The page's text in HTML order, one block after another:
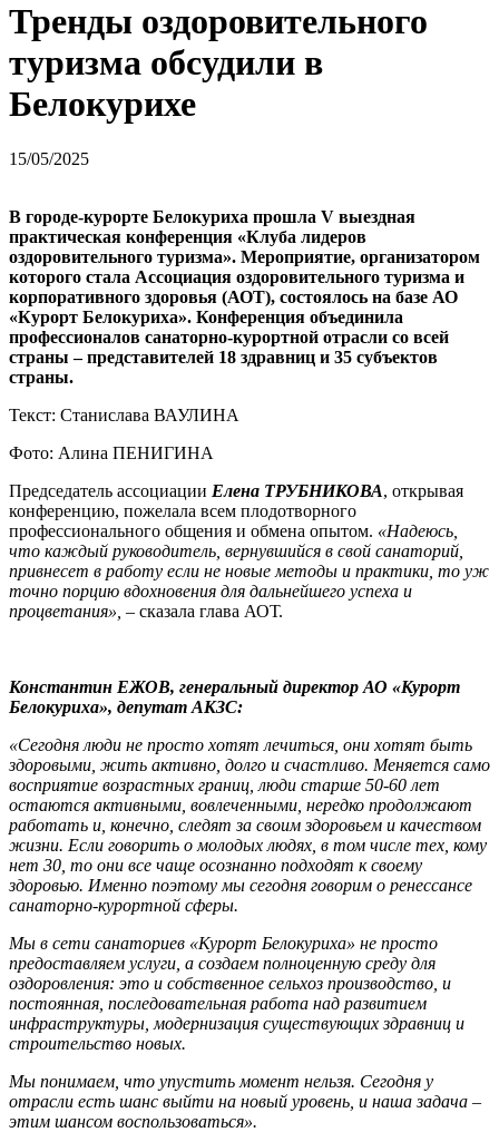
Тренды оздоровительного
туризма обсудили в
Белокурихе
15/05/2025
В городе-курорте Белокуриха прошла V выездная
практическая конференция «Клуба лидеров
оздоровительного туризма». Мероприятие, организатором
которого стала Ассоциация оздоровительного туризма и
корпоративного здоровья (АОТ), состоялось на базе АО
«Курорт Белокуриха». Конференция объединила
профессионалов санаторно-курортной отрасли со всей
страны – представителей 18 здравниц и 35 субъектов
страны.
Текст: Станислава ВАУЛИНА
Фото: Алина ПЕНИГИНА
Председатель ассоциации Елена ТРУБНИКОВА, открывая
конференцию, пожелала всем плодотворного
профессионального общения и обмена опытом. «Надеюсь,
что каждый руководитель, вернувшийся в свой санаторий,
привнесет в работу если не новые методы и практики, то уж
точно порцию вдохновения для дальнейшего успеха и
процветания», – сказала глава АОТ.
Константин ЕЖОВ, генеральный директор АО «Курорт
Белокуриха», депутат АКЗС:
«Сегодня люди не просто хотят лечиться, они хотят быть
здоровыми, жить активно, долго и счастливо. Меняется само
восприятие возрастных границ, люди старше 50-60 лет
остаются активными, вовлеченными, нередко продолжают
работать и, конечно, следят за своим здоровьем и качеством
жизни. Если говорить о молодых людях, в том числе тех, кому
нет 30, то они все чаще осознанно подходят к своему
здоровью. Именно поэтому мы сегодня говорим о ренессансе
санаторно-курортной сферы.
Мы в сети санаториев «Курорт Белокуриха» не просто
предоставляем услуги, а создаем полноценную среду для
оздоровления: это и собственное сельхоз производство, и
постоянная, последовательная работа над развитием
инфраструктуры, модернизация существующих здравниц и
строительство новых.
Мы понимаем, что упустить момент нельзя. Сегодня у
отрасли есть шанс выйти на новый уровень, и наша задача –
этим шансом воспользоваться».